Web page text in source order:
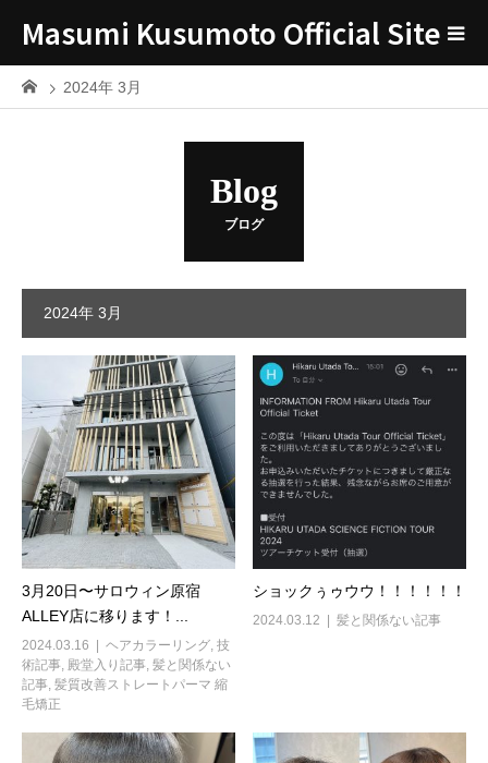
Masumi Kusumoto Official Site
2024年 3月
Blog
ブログ
2024年 3月
3月20日〜サロウィン原宿
ALLEY店に移ります！...
2024.03.16 ヘアカラーリング, 技
術記事, 殿堂入り記事, 髪と関係ない
記事, 髪質改善ストレートパーマ 縮
毛矯正
ショックぅゥウウ！！！！！！
2024.03.12 髪と関係ない記事